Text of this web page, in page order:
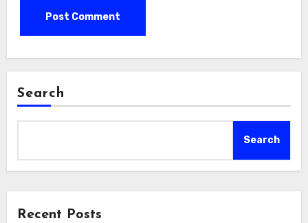
Search
Search
Recent Posts